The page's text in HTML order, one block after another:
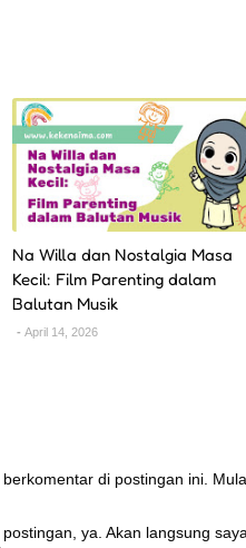
Na Willa dan Nostalgia Masa
Kecil: Film Parenting dalam
Balutan Musik
April 14, 2026
di postingan ini.
ya. Akan langsung